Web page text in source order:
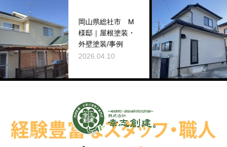
岡山県総社市 M
様邸｜屋根塗装・
外壁塗装/事例
2026.04.10
岡
様
コ